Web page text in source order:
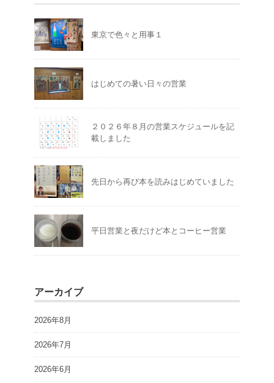
東京で色々と用事１
はじめての暑い日々の営業
２０２６年８月の営業スケジュールを記
載しました
先日から再び本を読みはじめていました
平日営業と夜だけど本とコーヒー営業
アーカイブ
2026年8月
2026年7月
2026年6月